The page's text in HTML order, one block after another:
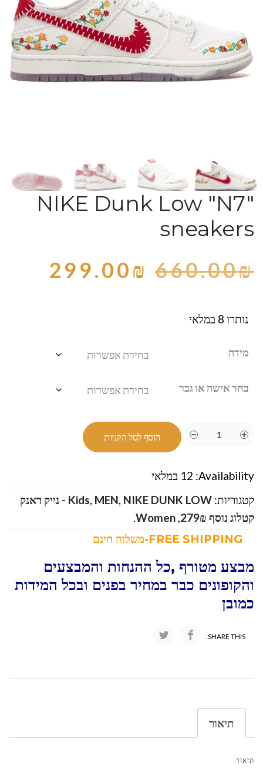
NIKE Dunk Low "N7"
sneakers
660.00₪
299.00₪
נותרו 8 במלאי
מידה
בחר אישה או גבר
הוסף לסל הקניות
Availability: 12 במלאי
קטגוריות:
Kids, MEN,
NIKE DUNK LOW - נייק דאנק
קטלוג נוסף 279₪
,
Women
.
מבצע מטורף ,כל ההנחות והמבצעים
והקופונים כבר במחיר בפנים ובכל המידות
כמובן
SHARE THIS:
תיאור
תיאור